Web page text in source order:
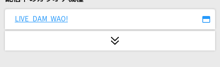
Sincerely
フラワー
LIVE DAM WAO!